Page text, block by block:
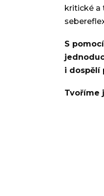
kritické a
S
i dospělí
Tvoříme